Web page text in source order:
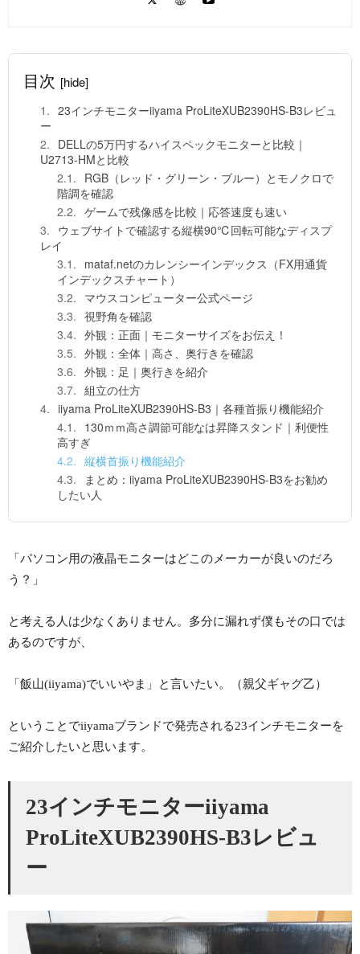
目次 [hide]
23インチモニターiiyama ProLiteXUB2390HS-B3レビュ
ー
DELLの5万円するハイスペックモニターと比較｜
U2713-HMと比較
RGB（レッド・グリーン・ブルー）とモノクロで
階調を確認
ゲームで残像感を比較｜応答速度も速い
ウェブサイトで確認する縦横90℃回転可能なディスプ
レイ
mataf.netのカレンシーインデックス（FX用通貨
インデックスチャート）
マウスコンピューター公式ページ
視野角を確認
外観：正面｜モニターサイズをお伝え！
外観：全体｜高さ、奥行きを確認
外観：足｜奥行きを紹介
組立の仕方
iiyama ProLiteXUB2390HS-B3｜各種首振り機能紹介
130ｍｍ高さ調節可能なは昇降スタンド｜利便性
高すぎ
縦横首振り機能紹介
まとめ：iiyama ProLiteXUB2390HS-B3をお勧め
したい人
「パソコン用の液晶モニターはどこのメーカーが良いのだろ
う？」
と考える人は少なくありません。多分に漏れず僕もその口では
あるのですが、
「飯山(iiyama)でいいやま」と言いたい。（親父ギャグ乙）
ということでiiyamaブランドで発売される23インチモニターを
ご紹介したいと思います。
23インチモニターiiyama
ProLiteXUB2390HS-B3レビュ
ー